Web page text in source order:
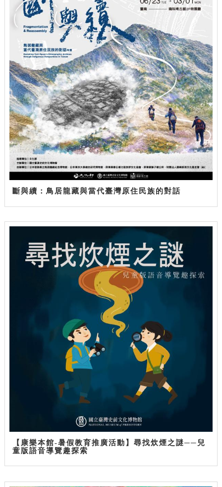
斷與續：鳥居龍藏與當代臺灣原住民族的對話
【康樂本館-暑假教育推廣活動】尋找炊煙之謎──兒
童版語音導覽趣探索